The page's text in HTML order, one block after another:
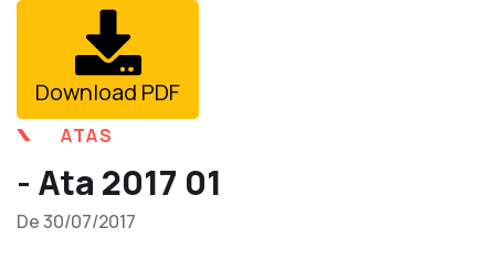
Download PDF
ATAS
- Ata 2017 01
De 30/07/2017